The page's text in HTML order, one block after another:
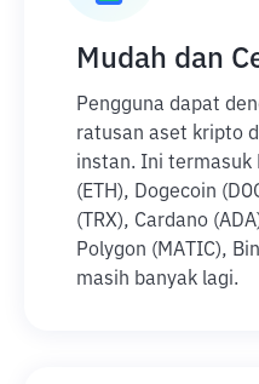
Mudah dan
Pengguna dapat
ratusan aset kripto
instan. Ini termasuk
(ETH), Dogecoin
(TRX), Cardano
Polygon (MATIC),
masih banyak lagi.